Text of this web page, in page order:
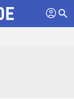
profil search